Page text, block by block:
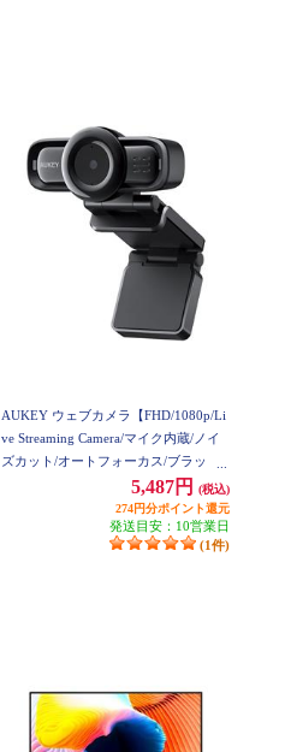
AUKEY ウェブカメラ【FHD/1080p/Li
ve Streaming Camera/マイク内蔵/ノイ
ズカット/オートフォーカス/ブラッ
5,487円
(税込)
274円分ポイント還元
発送目安：10営業日
(1件)